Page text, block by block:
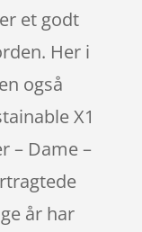
et godt
Her i
også
X1
– Dame –
år har